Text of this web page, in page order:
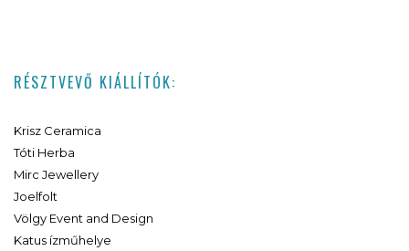
RÉSZTVEVŐ KIÁLLÍTÓK:
Krisz Ceramica
Tóti Herba
Mirc Jewellery
Joelfolt
Völgy Event and Design
Katus ízműhelye